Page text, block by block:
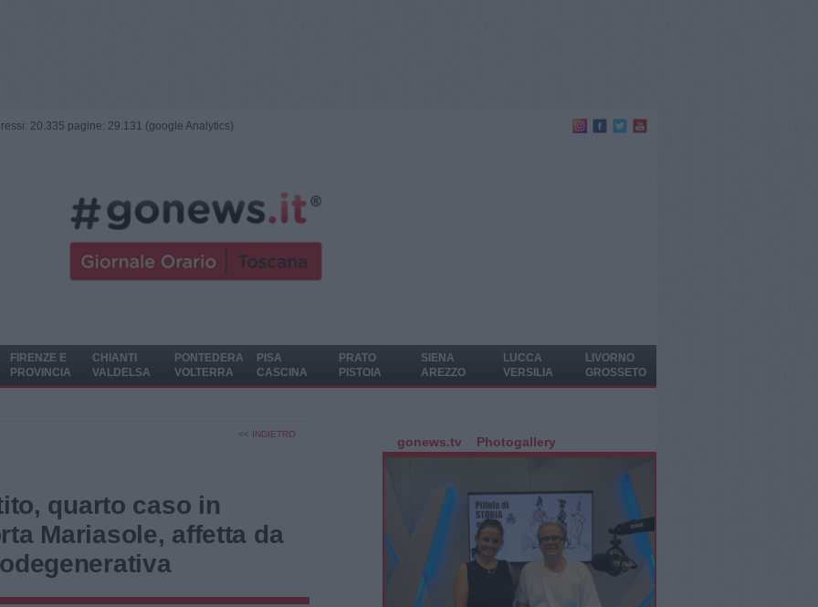
20.335 pagine: 29.131 (google Analytics)
FIRENZE E
PROVINCIA
CHIANTI
VALDELSA
PONTEDERA
VOLTERRA
PISA
CASCINA
PRATO
PISTOIA
SIENA
AREZZO
LUCCA
VERSILIA
LIVORNO
GROSSETO
<< INDIETRO
quarto caso in
Mariasole, affetta da
gonews.tv Photogallery